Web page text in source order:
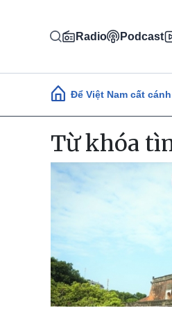
Radio Podcast
Main navigation
Để Việt Nam cất cánh
Từ khóa